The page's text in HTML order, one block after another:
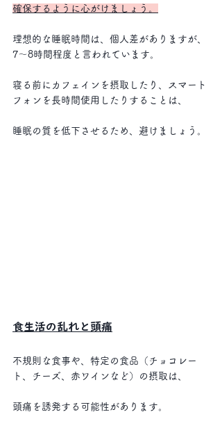
確保するように心がけましょう。
理想的な睡眠時間は、個人差がありますが、
7～8時間程度と言われています。
寝る前にカフェインを摂取したり、スマート
フォンを長時間使用したりすることは、
睡眠の質を低下させるため、避けましょう。
食生活の乱れと頭痛
不規則な食事や、特定の食品（チョコレー
ト、チーズ、赤ワインなど）の摂取は、
頭痛を誘発する可能性があります。